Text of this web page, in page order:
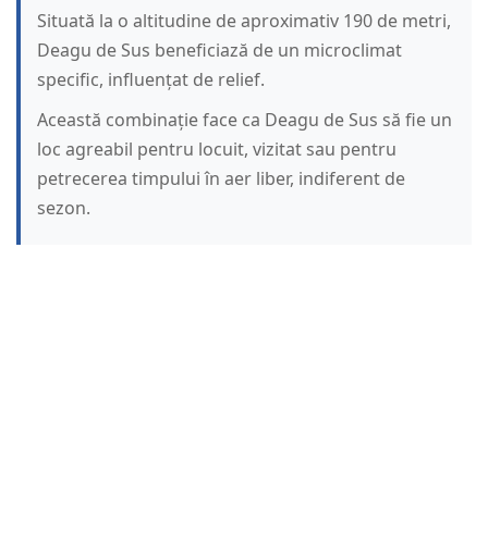
Situată la o altitudine de aproximativ 190 de metri,
Deagu de Sus beneficiază de un microclimat
specific, influențat de relief.
Această combinație face ca Deagu de Sus să fie un
loc agreabil pentru locuit, vizitat sau pentru
petrecerea timpului în aer liber, indiferent de
sezon.